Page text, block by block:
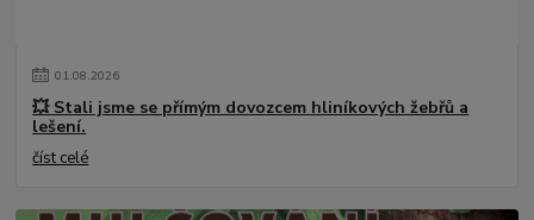
01.08.2026
💥 Stali jsme se přímým dovozcem hliníkových žebřů a
lešení.
číst celé